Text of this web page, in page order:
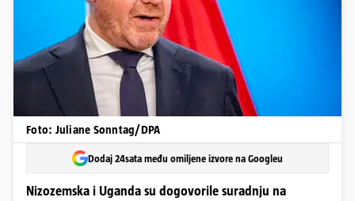
Foto: Juliane Sonntag/DPA
Dodaj 24sata među omiljene izvore na Googleu
Nizozemska i Uganda su dogovorile suradnju na